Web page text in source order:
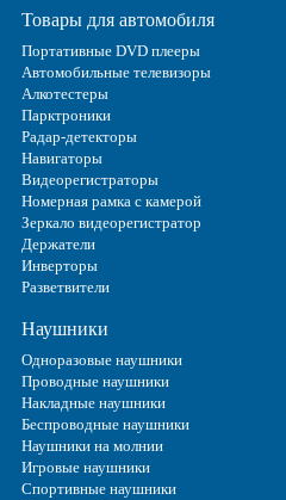
Товары для автомобиля
Портативные DVD плееры
Автомобильные телевизоры
Алкотестеры
Парктроники
Радар-детекторы
Навигаторы
Видеорегистраторы
Номерная рамка с камерой
Зеркало видеорегистратор
Держатели
Инверторы
Разветвители
Наушники
Одноразовые наушники
Проводные наушники
Накладные наушники
Беспроводные наушники
Наушники на молнии
Игровые наушники
Спортивные наушники